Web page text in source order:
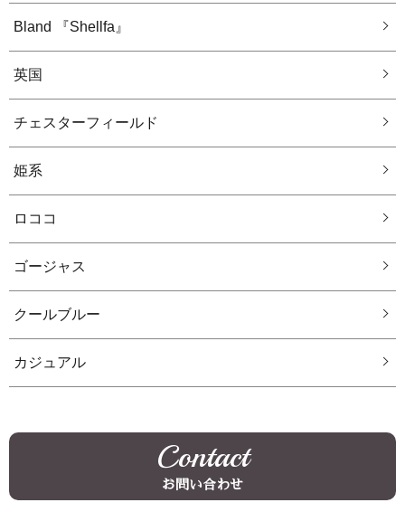
Bland 『Shellfa』
英国
チェスターフィールド
姫系
ロココ
ゴージャス
クールブルー
カジュアル
Contact
お問い合わせ